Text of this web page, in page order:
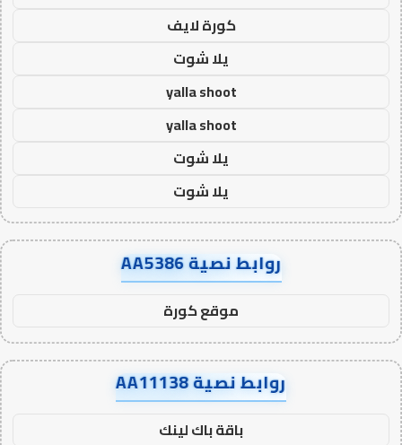
كورة لايف
يلا شوت
yalla shoot
yalla shoot
يلا شوت
يلا شوت
روابط نصية AA5386
موقع كورة
روابط نصية AA11138
باقة باك لينك